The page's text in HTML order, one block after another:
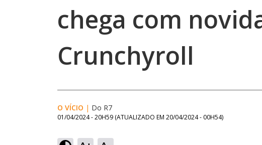
chega com
Crunchyroll
O VÍCIO | Do R7
01/04/2024 - 20H59 (ATUALIZADO EM 20/04/2024 - 00H54)